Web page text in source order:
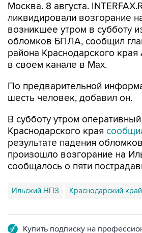
Москва. 8 августа.
ликвидировали возгорание
возникшее утром в субботу
обломков БПЛА, сообщил
района Краснодарского
в своем канале в Max.
По предварительной
шесть человек, добавил он.
В субботу утром
Краснодарского края
результате падения
произошло возгорание на
сообщалось о пяти
Ильский НПЗ Краснодарский край
Купить подписку на